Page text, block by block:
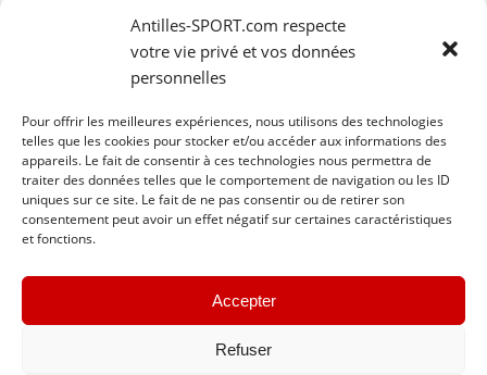
Antilles-SPORT.com respecte
votre vie privé et vos données
personnelles
Pour offrir les meilleures expériences, nous utilisons des technologies
telles que les cookies pour stocker et/ou accéder aux informations des
appareils. Le fait de consentir à ces technologies nous permettra de
traiter des données telles que le comportement de navigation ou les ID
uniques sur ce site. Le fait de ne pas consentir ou de retirer son
consentement peut avoir un effet négatif sur certaines caractéristiques
et fonctions.
Accepter
Refuser
BOUSQUET Benjamin VCM
00:04:25
WOZNIAK Szymon
C
l
u
C
l
u
C
l
i
p
o
u
p
a
C
l
u
C
l
u